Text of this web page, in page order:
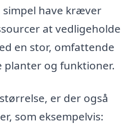
simpel have kræver
at vedligeholde
en stor, omfattende
planter og funktioner.
er der også
som eksempelvis: